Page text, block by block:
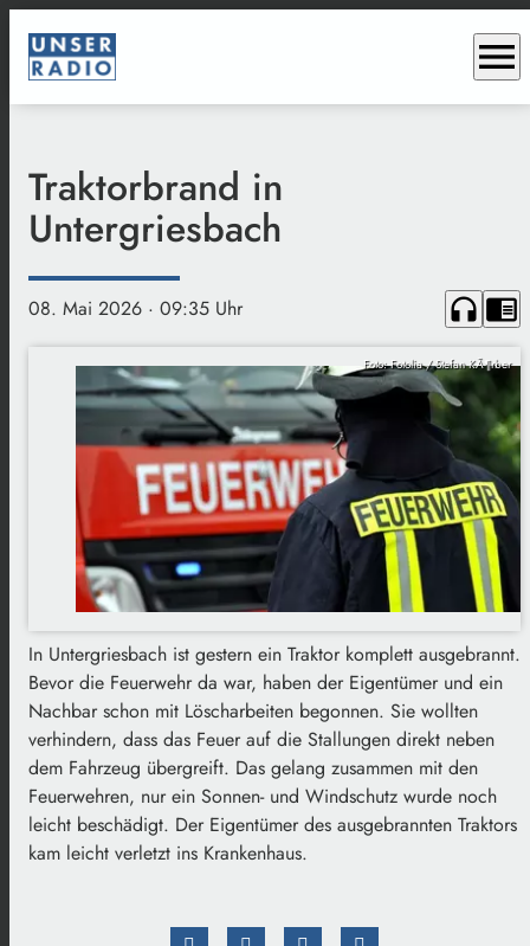
menu
Traktorbrand in
Untergriesbach
08. Mai 2026 · 09:35 Uhr headphones chrome_reader_mode
Foto: Fotolia / Stefan KÃ¶rber
In Untergriesbach ist gestern ein Traktor komplett ausgebrannt.
Bevor die Feuerwehr da war, haben der Eigentümer und ein
Nachbar schon mit Löscharbeiten begonnen. Sie wollten
verhindern, dass das Feuer auf die Stallungen direkt neben
dem Fahrzeug übergreift. Das gelang zusammen mit den
Feuerwehren, nur ein Sonnen- und Windschutz wurde noch
leicht beschädigt. Der Eigentümer des ausgebrannten Traktors
kam leicht verletzt ins Krankenhaus.